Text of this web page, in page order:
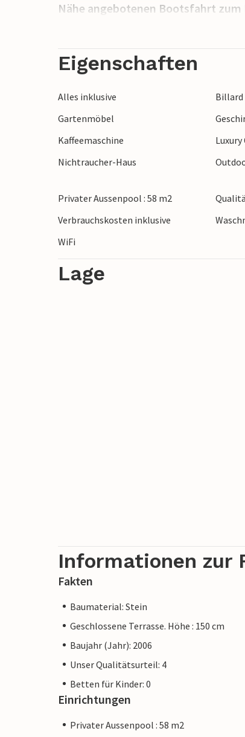
Nähe angebotenen Bootsfahrt
Šibenik mit ihren historischen
Eigenschaften
Alles inklusive Billard
Gartenmöbel
Kaffeemaschine
Nichtraucher-Haus
Privater Aussenpool : 58 m2
Verbrauchskosten inklusive
WiFi
Lage
Informationen zur
Fakten
Baumaterial: Stein
Geschlossene Terrasse. Höhe : 150 cm
Baujahr (Jahr): 2006
Unser Qualitätsurteil: 4
Betten für Kinder: 0
Einrichtungen
Privater Aussenpool : 58 m2